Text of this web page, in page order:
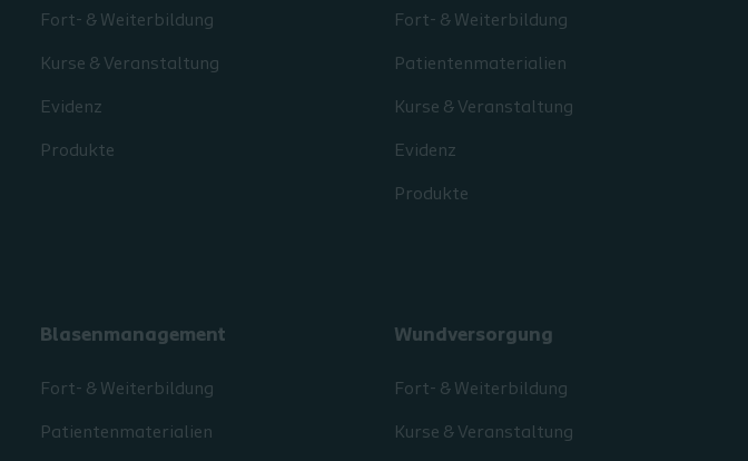
Fort- & Weiterbildung
Kurse & Veranstaltung
Evidenz
Produkte
Fort- & Weiterbildung
Patientenmaterialien
Kurse & Veranstaltung
Evidenz
Produkte
Blasenmanagement
Fort- & Weiterbildung
Patientenmaterialien
Wundversorgung
Fort- & Weiterbildung
Kurse & Veranstaltung